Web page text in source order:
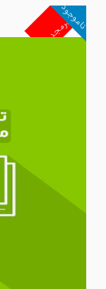
غیرمجد
ناموجود